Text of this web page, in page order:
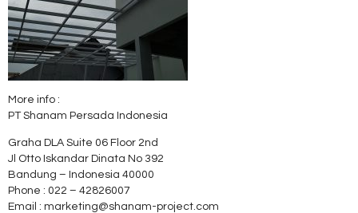
More info :
PT Shanam Persada Indonesia
Graha DLA Suite 06 Floor 2nd
Jl Otto Iskandar Dinata No 392
Bandung – Indonesia 40000
Phone : 022 – 42826007
Email : marketing@shanam-project.com